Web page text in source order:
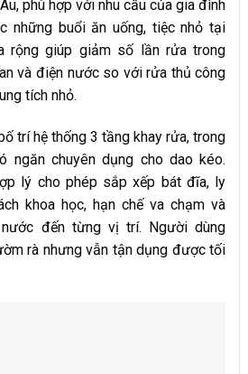
phù hợp với nhu cầu của gia đình
những buổi ăn uống, tiệc nhỏ tại
rộng giúp giảm số lần rửa trong
và điện nước so với rửa thủ công
tích nhỏ.
trí hệ thống 3 tầng khay rửa, trong
ngăn chuyên dụng cho dao kéo.
lý cho phép sắp xếp bát đĩa, ly
khoa học, hạn chế va chạm và
đến từng vị trí. Người dùng
rà nhưng vẫn tận dụng được tối